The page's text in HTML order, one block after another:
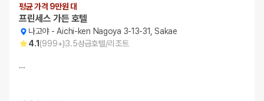
평균 가격 9만원 대
프린세스 가든 호텔
나고야-Aichi-ken Nagoya 3-13-31, Sakae
4.1 (999+)3.5성급호텔/리조트
…